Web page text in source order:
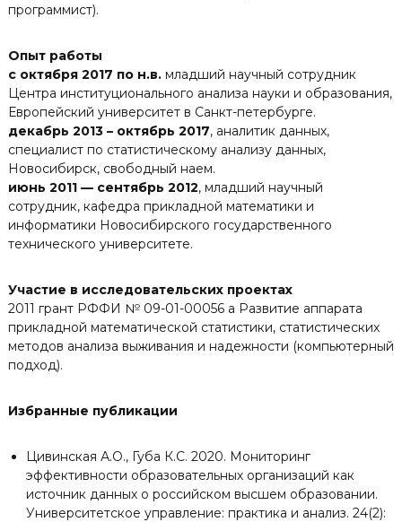
программист).
Опыт работы
с октября 2017 по н.в.младший научный сотрудник
Центра институционального анализа науки и образования,
Европейский университет в Санкт-петербурге.
декабрь 2013 – октябрь 2017, аналитик данных,
специалист по статистическому анализу данных,
Новосибирск, свободный наем.
июнь 2011 — сентябрь 2012, младший научный
сотрудник, кафедра прикладной математики и
информатики Новосибирского государственного
технического университете.
Участие в исследовательских проектах
2011 грант РФФИ № 09-01-00056 а Развитие аппарата
прикладной математической статистики, статистических
методов анализа выживания и надежности (компьютерный
подход).
Избранные публикации
Цивинская А.О., Губа К.С. 2020. Мониторинг
эффективности образовательных организаций как
источник данных о российском высшем образовании.
Университетское управление: практика и анализ. 24(2):